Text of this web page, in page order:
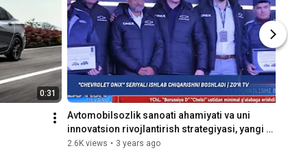
0:31
Avtomobilsozlik sanoati ahamiyati va uni
innovatsion rivojlantirish strategiyasi, yangi
loyihalar!
2.6K views • 3 years ago